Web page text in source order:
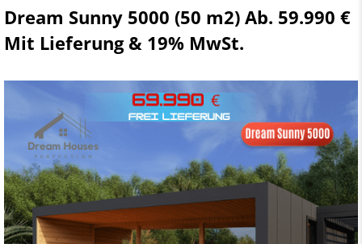
Dream Sunny 5000 (50 m2) Ab. 59.990 €
Mit Lieferung & 19% MwSt.